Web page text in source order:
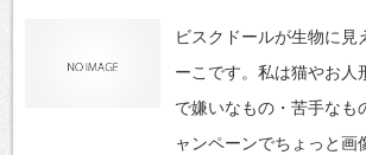
ビスクドールが生物に見
ーこです。私は猫やお人
で嫌いなもの・苦手なも
ャンペーンでちょっと画